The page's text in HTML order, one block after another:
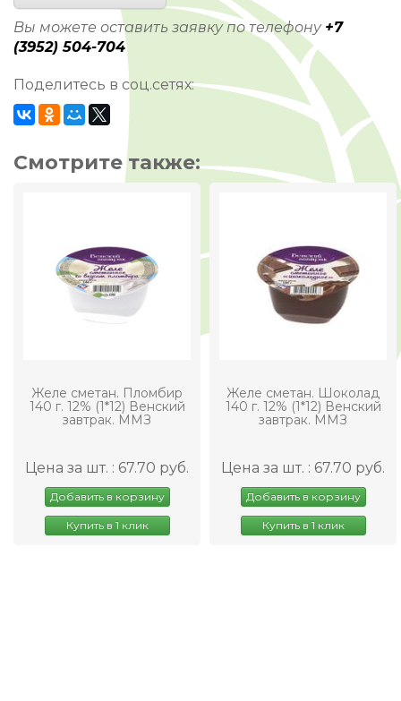
Вы можете оставить заявку по телефону +7
(3952) 504-704
Поделитесь в соц.сетях:
Смотрите также:
Желе сметан. Пломбир
140 г. 12% (1*12) Венский
завтрак. ММЗ
Цена за шт. : 67.70 руб.
Добавить в корзину
Купить в 1 клик
Желе сметан. Шоколад
140 г. 12% (1*12) Венский
завтрак. ММЗ
Цена за шт. : 67.70 руб.
Добавить в корзину
Купить в 1 клик